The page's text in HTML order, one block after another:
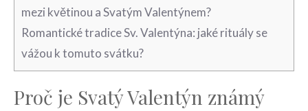
mezi ⁣květinou a‌ Svatým Valentýnem?
Romantické tradice Sv. Valentýna: jaké rituály se
vážou k tomuto svátku?
Proč je Svatý Valentýn ‌známý⁣